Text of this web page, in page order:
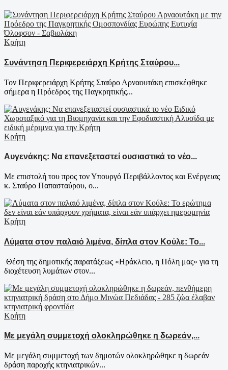
Κρήτη
Συνάντηση Περιφερειάρχη Κρήτης Σταύρου...
Τον Περιφερειάρχη Κρήτης Σταύρο Αρναουτάκη επισκέφθηκε
σήμερα η Πρόεδρος της Παγκρητικής...
Κρήτη
Αυγενάκης: Να επανεξεταστεί ουσιαστικά το νέο...
Με επιστολή του προς τον Υπουργό Περιβάλλοντος και Ενέργειας
κ. Σταύρο Παπασταύρου, ο...
Κρήτη
Λύματα στον παλαιό λιμένα, δίπλα στον Κούλε: Το...
Θέση της δημοτικής παρατάξεως «Ηράκλειο, η Πόλη μας» για τη
διοχέτευση λυμάτων στον...
Κρήτη
Με μεγάλη συμμετοχή ολοκληρώθηκε η δωρεάν,...
Με μεγάλη συμμετοχή των δημοτών ολοκληρώθηκε η δωρεάν
δράση παροχής κτηνιατρικών...